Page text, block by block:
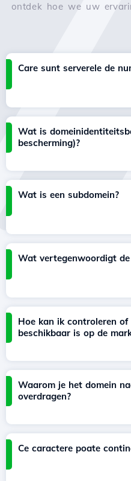
ontdek hoe we uw
Care sunt serverele de
Wat is
bescherming)?
Wat is een subdomein?
Wat vertegenwoordigt de
Hoe kan ik controleren of
beschikbaar is op de
Waarom je het domein
overdragen?
Ce caractere poate